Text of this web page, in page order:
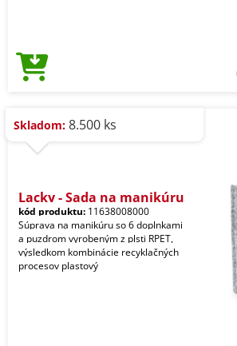
Skladom: 8.500 ks
Lacky - Sada na manikúru
kód produktu: 11638008000
Súprava na manikúru so 6 doplnkami
a puzdrom vyrobeným z plsti RPET,
výsledkom kombinácie recyklačných
procesov plastový